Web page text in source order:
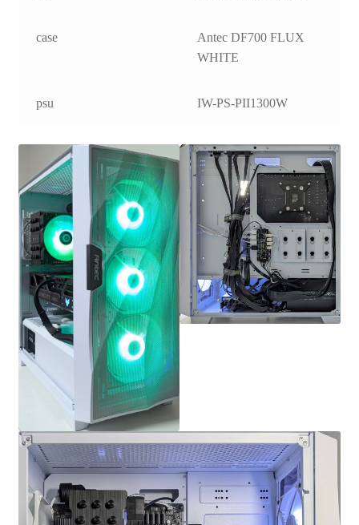
case
Antec DF700 FLUX
WHITE
psu IW-PS-PII1300W